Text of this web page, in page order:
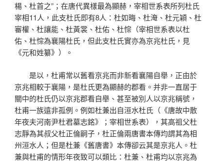
楊、杜首之”；在唐代異樣最為顯赫，宰相世系表所列杜氏
宰相11人，此支杜氏即有8人：杜如晦、杜淹、杜元穎、杜
審權、杜讓能、杜黃裳、杜佑、杜悰（宰相世系表以杜
佑、杜悰為襄陽杜氏，但此支杜氏實亦為京兆杜氏，見
《元和姓纂》）。
是以，杜甫常以舊看京兆而非新看襄陽自舉，正由於
京兆相較于襄陽，是杜氏更為顯赫的郡看。并非一直居于
關中的杜氏仍以京兆郡看自舉、甚至被別人以京兆稱號，
杜甫一族遠非孤例。例如杜兼出自洹水杜氏（《唐故中散
年夜夫河南尹杜君墓志銘》；宰相世系表），其高祖父杜
志靜為其叔父杜正倫嗣子，杜正倫兩唐書本傳均謂其為相
州洹水人；但是杜兼《舊唐書》本傳卻云其是京兆人。杜
兼與杜甫的情形年夜致可以類比：杜兼、杜甫均以京兆為